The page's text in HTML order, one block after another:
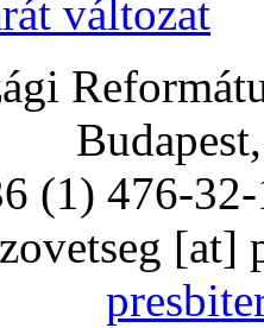
változat
(1) 476-
[at]